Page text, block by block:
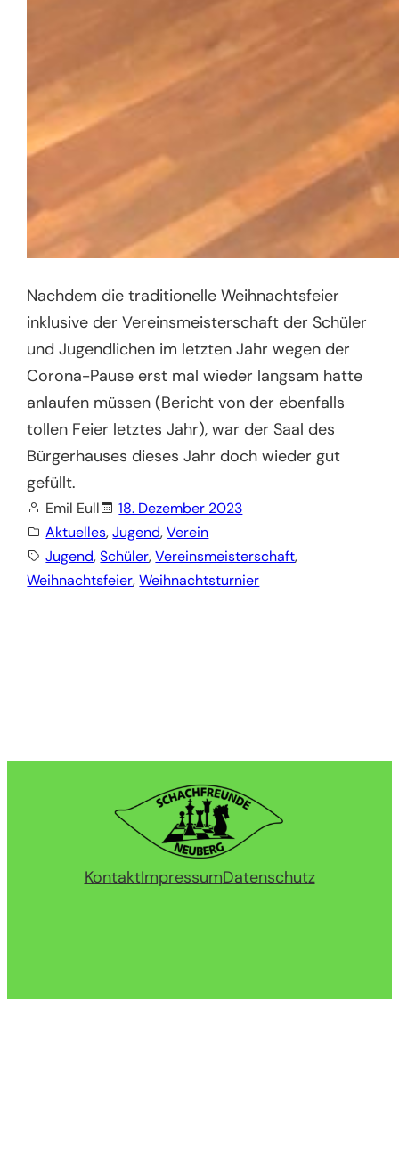
Nachdem die traditionelle Weihnachtsfeier
inklusive der Vereinsmeisterschaft der Schüler
und Jugendlichen im letzten Jahr wegen der
Corona-Pause erst mal wieder langsam hatte
anlaufen müssen (Bericht von der ebenfalls
tollen Feier letztes Jahr), war der Saal des
Bürgerhauses dieses Jahr doch wieder gut
gefüllt.
Emil Eull
18. Dezember 2023
Aktuelles, Jugend, Verein
Jugend, Schüler, Vereinsmeisterschaft,
Weihnachtsfeier, Weihnachtsturnier
KontaktImpressumDatenschutz